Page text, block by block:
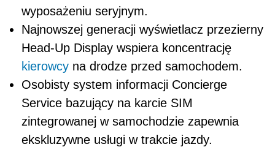
wyposażeniu seryjnym.
Najnowszej generacji wyświetlacz przezierny
Head-Up Display wspiera koncentrację
kierowcy na drodze przed samochodem.
Osobisty system informacji Concierge
Service bazujący na karcie SIM
zintegrowanej w samochodzie zapewnia
ekskluzywne usługi w trakcie jazdy.